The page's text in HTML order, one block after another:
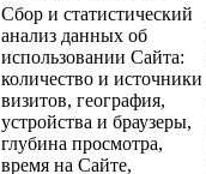
Сбор и статистический
анализ данных об
использовании Сайта:
количество и источники
визитов, география,
устройства и браузеры,
глубина просмотра,
время на Сайте,